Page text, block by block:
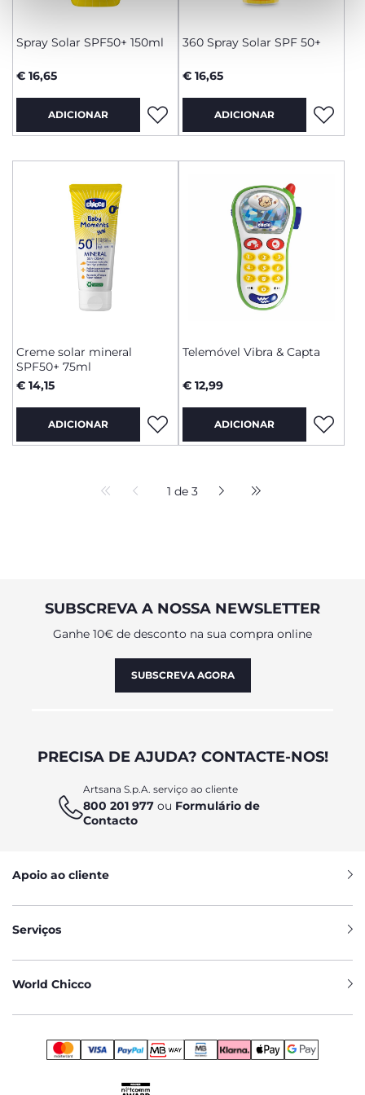
Spray Solar SPF50+ 150ml
€ 16,65
ADICIONAR
360 Spray Solar SPF 50+
€ 16,65
ADICIONAR
Creme solar mineral
SPF50+ 75ml
€ 14,15
ADICIONAR
Telemóvel Vibra & Capta
€ 12,99
ADICIONAR
1 de 3
SUBSCREVA A NOSSA NEWSLETTER
Ganhe 10€ de desconto na sua compra online
SUBSCREVA AGORA
PRECISA DE AJUDA? CONTACTE-NOS!
Artsana S.p.A. serviço ao cliente
800 201 977 ou Formulário de
Contacto
Apoio ao cliente
Serviços
World Chicco